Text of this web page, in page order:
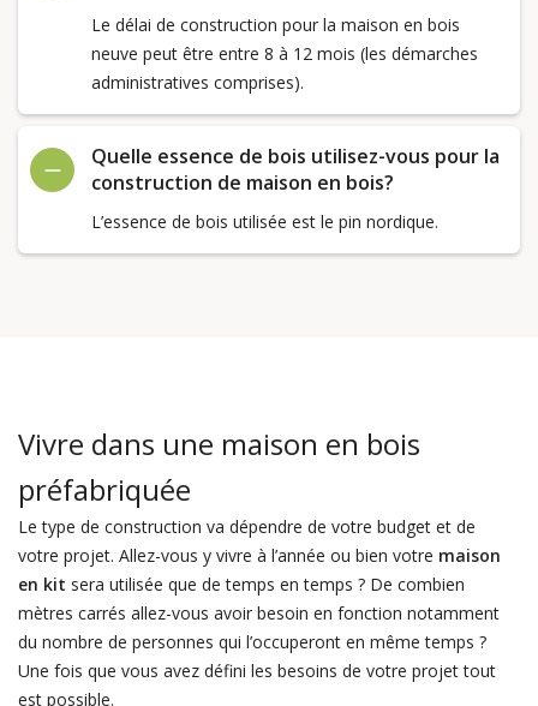
Le délai de construction pour la maison en bois
neuve peut être entre 8 à 12 mois (les démarches
administratives comprises).
Quelle essence de bois utilisez-vous pour la
construction de maison en bois?
L’essence de bois utilisée est le pin nordique.
Vivre dans une maison en bois
préfabriquée
Le type de construction va dépendre de votre budget et de
votre projet. Allez-vous y vivre à l’année ou bien votre maison
en kit sera utilisée que de temps en temps ? De combien
mètres carrés allez-vous avoir besoin en fonction notamment
du nombre de personnes qui l’occuperont en même temps ?
Une fois que vous avez défini les besoins de votre projet tout
est possible.